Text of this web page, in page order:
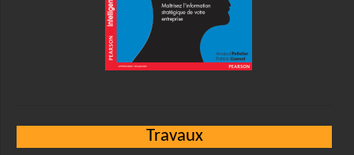
Travaux